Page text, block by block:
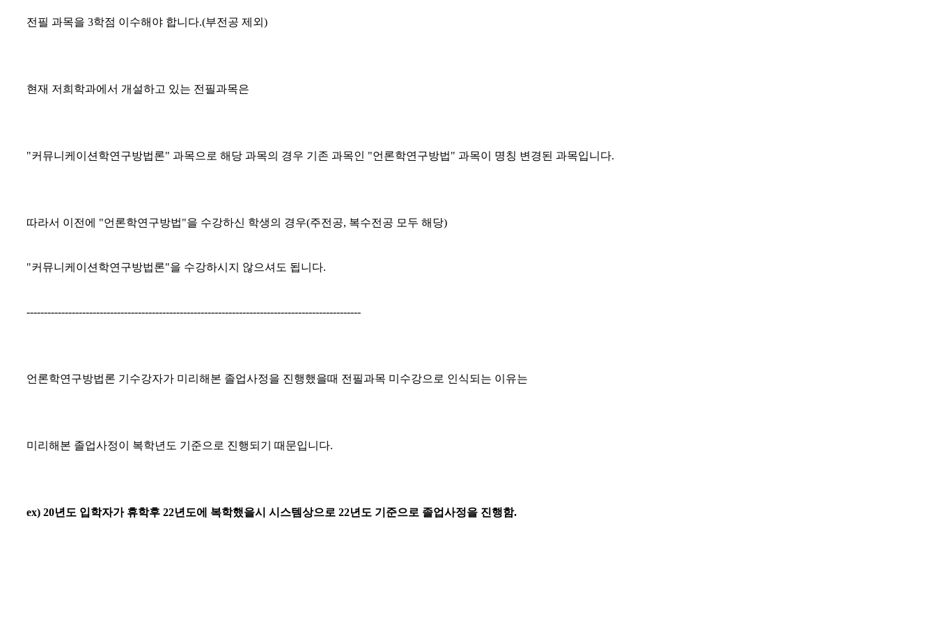
전필 과목을 3학점 이수해야 합니다.(부전공 제외)
현재 저희학과에서 개설하고 있는 전필과목은
"커뮤니케이션학연구방법론" 과목으로 해당 과목의 경우 기존 과목인 "언론학연구방법" 과목이 명칭 변경된 과목입니다.
따라서 이전에 "언론학연구방법"을 수강하신 학생의 경우(주전공, 복수전공 모두 해당)
"커뮤니케이션학연구방법론"을 수강하시지 않으셔도 됩니다.
------------------------------------------------------------------------------------------------
언론학연구방법론 기수강자가 미리해본 졸업사정을 진행했을때 전필과목 미수강으로 인식되는 이유는
미리해본 졸업사정이 복학년도 기준으로 진행되기 때문입니다.
ex) 20년도 입학자가 휴학후 22년도에 복학했을시 시스템상으로 22년도 기준으로 졸업사정을 진행함.